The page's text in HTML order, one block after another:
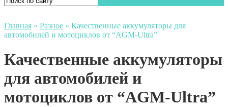
Главная » Разное » Качественные аккумуляторы для
автомобилей и мотоциклов от “AGM-Ultra”
Качественные аккумуляторы
для автомобилей и
мотоциклов от “AGM-Ultra”